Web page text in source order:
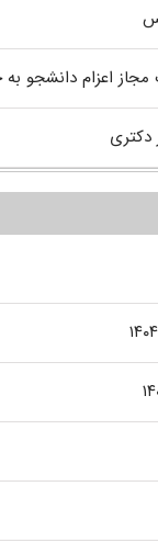
اعزام دانشجو به
دکتری